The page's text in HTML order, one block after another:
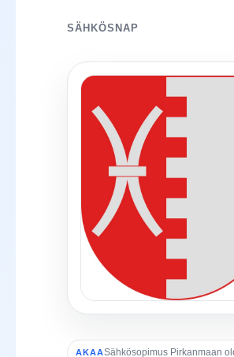
SÄHKÖSNAP
AKAASähkösopimus Pirkanmaan